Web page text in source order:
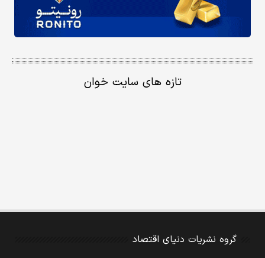
تازه های سایت خوان
گروه نشریات دنیای اقتصاد